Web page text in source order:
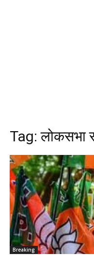
Tag:लोकसभा
Breaking